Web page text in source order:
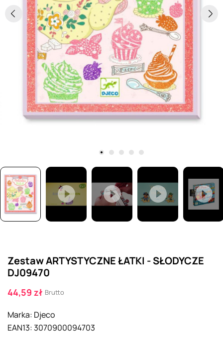
Zestaw ARTYSTYCZNE ŁATKI - SŁODYCZE
DJ09470
44,59 zł Brutto
Marka: Djeco
EAN13:3070900094703